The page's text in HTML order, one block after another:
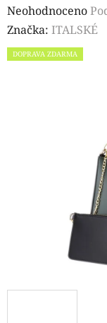
Průměrné
hodnocení
produktu
Neohodnoceno
Značka: ITALSKÉ
DOPRAVA ZDARMA